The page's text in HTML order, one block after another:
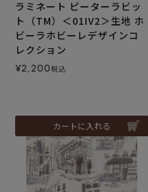
ラミネート ピーターラビッ
ト（TM）＜01IV2＞生地 ホ
ビーラホビーレデザインコ
レクション
¥2,200税込
カートに入れる